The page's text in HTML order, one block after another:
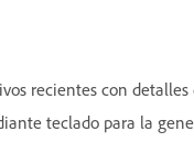
recientes con detalles
teclado para la